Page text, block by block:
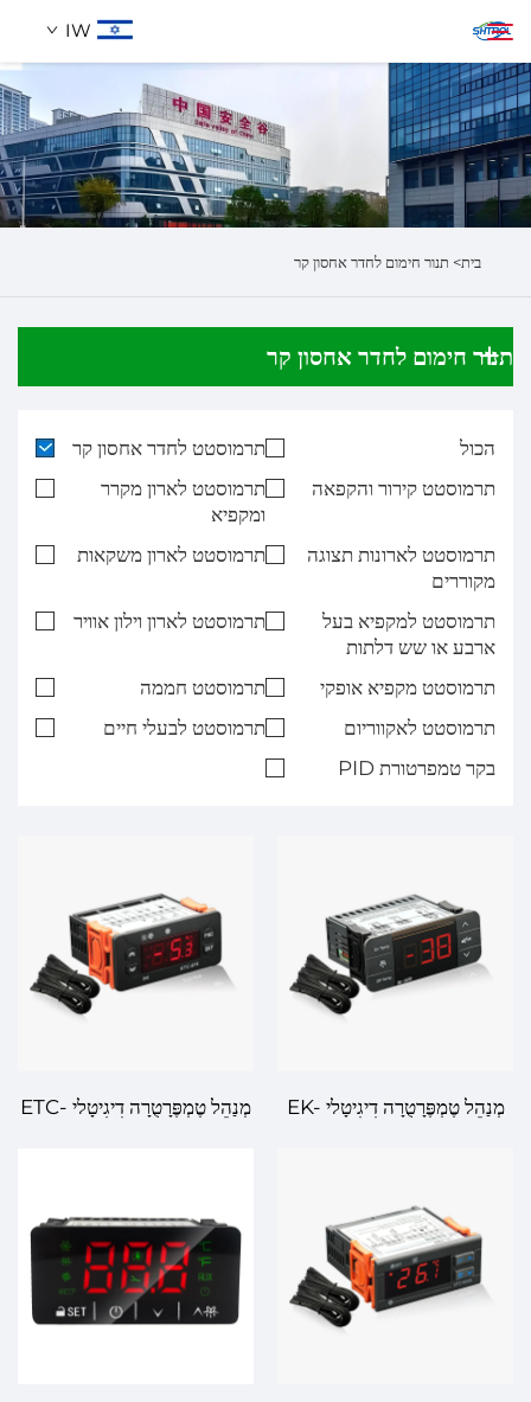
IW
אודותינו
מוצרים
חיפוש
בית> תנור חימום לחדר אחסון קר
תנור חימום לחדר אחסון קר
הכול
תרמוסטט לחדר אחסון קר
תרמוסטט קירור והקפאה
תרמוסטט לארון מקרר
ומקפיא
תרמוסטט לארונות תצוגה
מקוררים
תרמוסטט לארון משקאות
תרמוסטט למקפיא בעל
ארבע או שש דלתות
תרמוסטט לארון וילון אוויר
תרמוסטט מקפיא אופקי
תרמוסטט חממה
תרמוסטט לאקווריום
תרמוסטט לבעלי חיים
בקר טמפרטורת PID
מְנַהֵל טֶמְפֶּרָטֻרָה דִיגִיטָלי EK-
מְנַהֵל טֶמְפֶּרָטֻרָה דִיגִיטָלי ETC-